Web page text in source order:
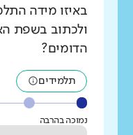
באיזו מידה
ולכתוב בשפת
הדומים?
תלמידים
נמוכה בהרבה